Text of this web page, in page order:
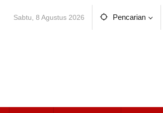
Sabtu, 8 Agustus 2026 Pencarian